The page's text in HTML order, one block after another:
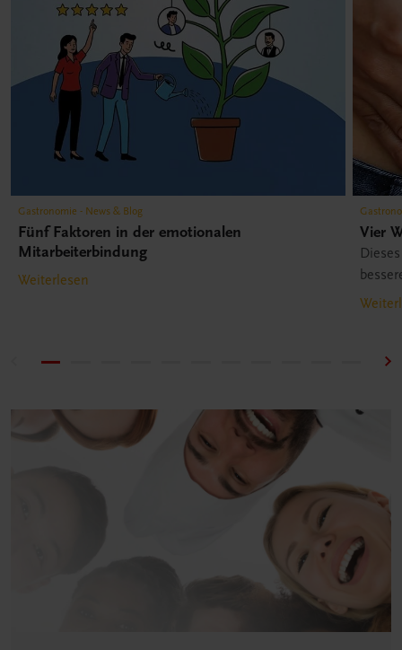
Gastronomie - News & Blog
Fünf Faktoren in der emotionalen
Mitarbeiterbindung
Weiterlesen
Vier